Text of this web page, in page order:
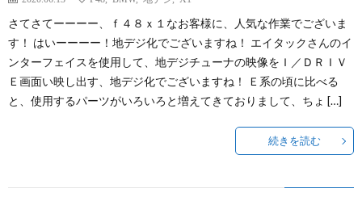
さてさてーーーー、ｆ４８ｘ１なお客様に、人気な作業でございま
す！ はいーーーー！地デジ化でございますね！ エイタックさんのイ
ンターフェイスを使用して、地デジチューナの映像をＩ／ＤＲＩＶ
Ｅ画面い映し出す、地デジ化でございますね！ Ｅ系の頃に比べる
と、使用するパーツがいろいろと増えてきておりまして、ちょ […]
続きを読む